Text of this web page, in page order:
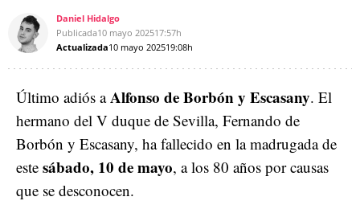
Daniel Hidalgo
Publicada10 mayo 202517:57h
Actualizada10 mayo 202519:08h
Último adiós aAlfonso de Borbón y Escasany. El
hermano del V duque de Sevilla, Fernando de
Borbón y Escasany, ha fallecido en la madrugada de
este sábado, 10 de mayo, a los 80 años por causas
que se desconocen.